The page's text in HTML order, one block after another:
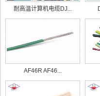
耐高温计算机电缆DJ...
AF46R AF46...